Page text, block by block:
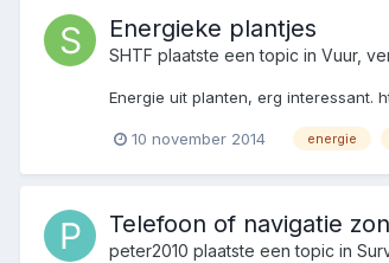
Energieke plantjes
SHTF plaatste een topic in Vuur,
Energie uit planten, erg interessant.
10 november 2014 energie
Telefoon of navigatie
peter2010 plaatste een topic in